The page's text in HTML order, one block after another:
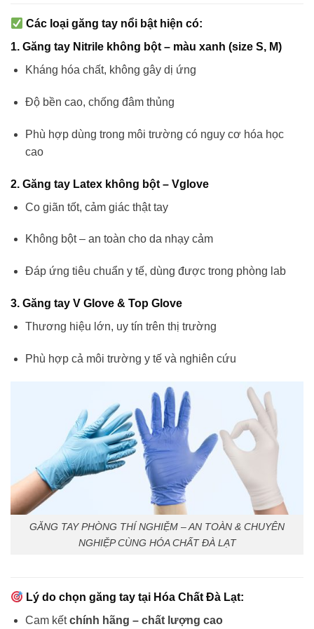
Các loại găng tay nổi bật hiện có:
1. Găng tay Nitrile không bột – màu xanh (size S, M)
Kháng hóa chất, không gây dị ứng
Độ bền cao, chống đâm thủng
Phù hợp dùng trong môi trường có nguy cơ hóa học
cao
2. Găng tay Latex không bột – Vglove
Co giãn tốt, cảm giác thật tay
Không bột – an toàn cho da nhạy cảm
Đáp ứng tiêu chuẩn y tế, dùng được trong phòng lab
3. Găng tay V Glove & Top Glove
Thương hiệu lớn, uy tín trên thị trường
Phù hợp cả môi trường y tế và nghiên cứu
GĂNG TAY PHÒNG THÍ NGHIỆM – AN TOÀN & CHUYÊN
NGHIỆP CÙNG HÓA CHẤT ĐÀ LẠT
Lý do chọn găng tay tại Hóa Chất Đà Lạt:
Cam kếtchính hãng – chất lượng cao